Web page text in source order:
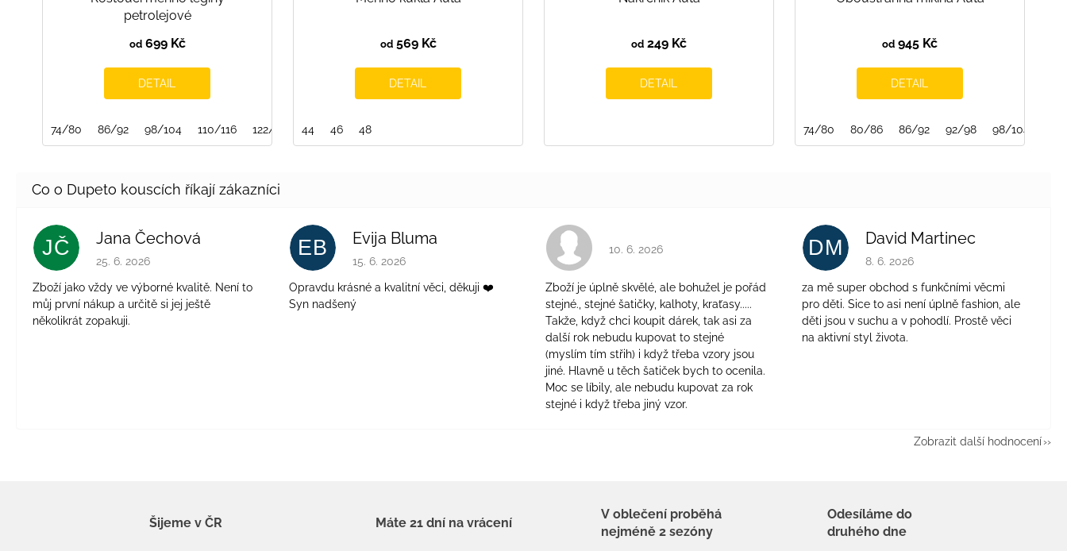
petrolejové
od699 Kč
DETAIL
74/80 86/92 98/104 110/116 122/128 134/140
od569 Kč
DETAIL
44 46 48
od 249 Kč
DETAIL
od 945 Kč
DETAIL
74/80 80/86 86/92 92/98 98/104
JČ Jana Čechová
Hodnocení obchodu je 5 z 5 hvězdiček.
25. 6. 2026
Zboží jako vždy ve výborné kvalitě. Není to
můj první nákup a určitě si jej ještě
několikrát zopakuji.
EB Evija Bluma
Hodnocení obchodu je 5 z 5 hvězdiček.
15. 6. 2026
Opravdu krásné a kvalitní věci, děkuji ❤️
Syn nadšený
Hodnocení obchodu je 4 z 5 hvězdiček.
10. 6. 2026
Zboží je úplně skvělé, ale bohužel je pořád
stejné., stejné šatičky, kalhoty, kraťasy.....
Takže, když chci koupit dárek, tak asi za
další rok nebudu kupovat to stejné
(myslím tím střih) i když třeba vzory jsou
jiné. Hlavně u těch šatiček bych to ocenila.
Moc se líbily, ale nebudu kupovat za rok
stejné i když třeba jiný vzor.
DM David Martinec
Hodnocení obchodu je 5 z 5 hvězdiček.
8. 6. 2026
za mě super obchod s funkčními věcmi
pro děti. Sice to asi není úplně fashion, ale
děti jsou v suchu a v pohodlí. Prostě věci
na aktivní styl života.
Zobrazit další hodnocení
Šijeme v ČR Máte 21 dní na vrácení
V oblečení proběhá
nejméně 2 sezóny
Odesíláme do
druhého dne